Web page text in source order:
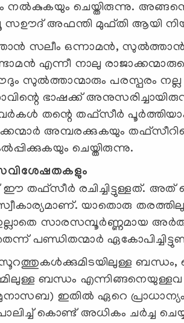
നൽകുകയും ചെയ്തിരുന്നു.
അഫന്തി മുഫ്തി ആയി
സലീം ഒന്നാമന്‍,
എന്നീ നാലു
സുൽത്താന്മാരും പരസ്പരം
ഭാഷക്ക്
തന്റെ തഫ്സീർ
അമ്പരക്കുകയും
ചെയ്തിരുന്നു.
തഫ്സീർ രചിച്ചിട്ടുള്ളത്.
യാതൊരു
സാരസമ്പൂർണ്ണമായ
പണ്ഡിതന്മാർ
ബന്ധം,
ബന്ധം എന്നിങ്ങനെയുള്ളവ
ഇതില്‍ ഏറെ പ്രാധാന്യം
കൊണ്ട് അധികം ചര്‍ച്ച